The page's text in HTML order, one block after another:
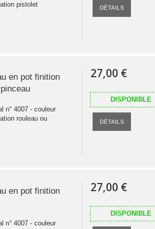
pistolet DÉTAILS
en pot finition
n° 4007 - couleur
rouleau ou
27,00 €
DISPONIBLE
DÉTAILS
en pot finition
n° 4007 - couleur
27,00 €
DISPONIBLE